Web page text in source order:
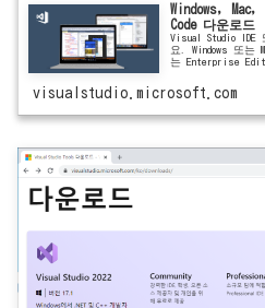
Windows,
Code 다운로드
Visual Studio IDE
요. Windows 또는
는 Enterprise
visualstudio.microsoft.com